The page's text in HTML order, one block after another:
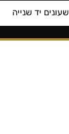
שעונים יד שנייה